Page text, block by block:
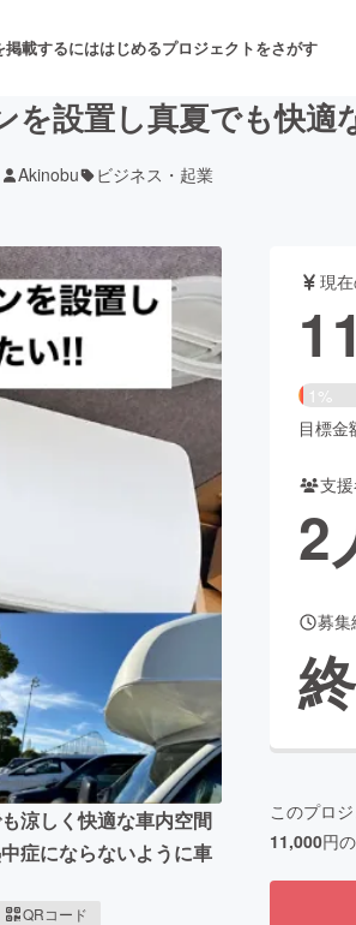
掲載するにははじめるプロジェクトをさがす
舞台・パフォーマンス
発 フード・飲食店
ビューティー・ヘル
for Social Good
CAMPFIRE Creation
ふるさと納税 machi-ya
設置し真夏でも快適
Akinobu ビジネス・起業
涼しく快適な車内空間
症にならないように車
QRコード
現
1%
目標金
支
2
募集
このプロジ
11,000円